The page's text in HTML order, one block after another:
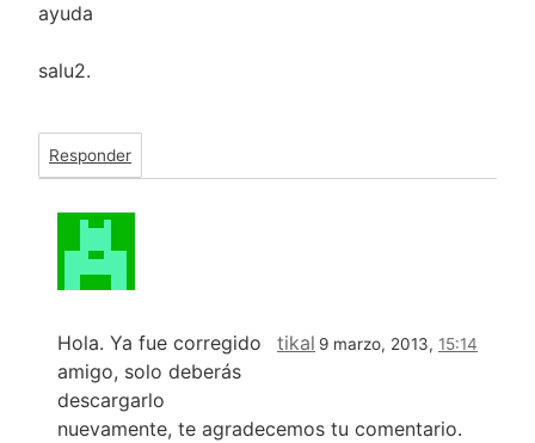
ayuda
salu2.
Responder
tikal 9 marzo, 2013, 15:14
Hola. Ya fue corregido
amigo, solo deberás
descargarlo
nuevamente, te agradecemos tu comentario.